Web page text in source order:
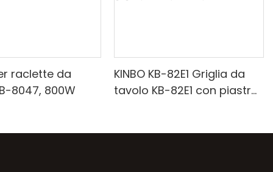
raclette da
8047, 800W
KINBO KB-82E1 Griglia da
tavolo KB-82E1 con piastra